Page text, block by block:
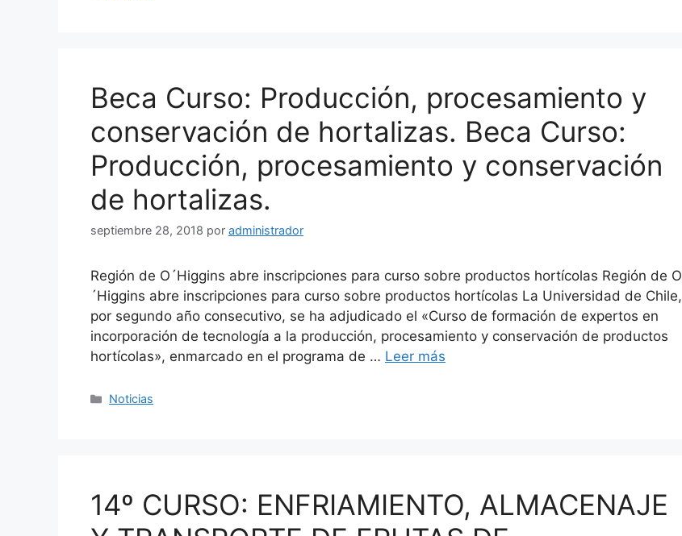
Beca Curso: Producción, procesamiento y
conservación de hortalizas. Beca Curso:
Producción, procesamiento y conservación
de hortalizas.
septiembre 28, 2018 por administrador
Región de O´Higgins abre inscripciones para curso sobre productos hortícolas Región de O
´Higgins abre inscripciones para curso sobre productos hortícolas La Universidad de Chile,
por segundo año consecutivo, se ha adjudicado el «Curso de formación de expertos en
incorporación de tecnología a la producción, procesamiento y conservación de productos
hortícolas», enmarcado en el programa de … Leer más
Categorías
Noticias
14º CURSO: ENFRIAMIENTO, ALMACENAJE